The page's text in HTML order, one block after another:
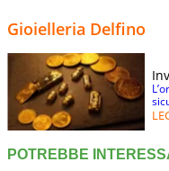
Gioielleria Delfino